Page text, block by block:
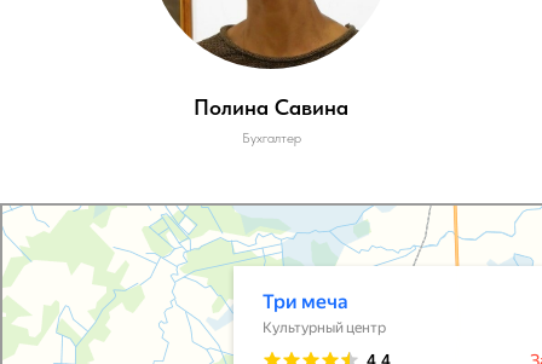
Полина Савина
Бухгалтер